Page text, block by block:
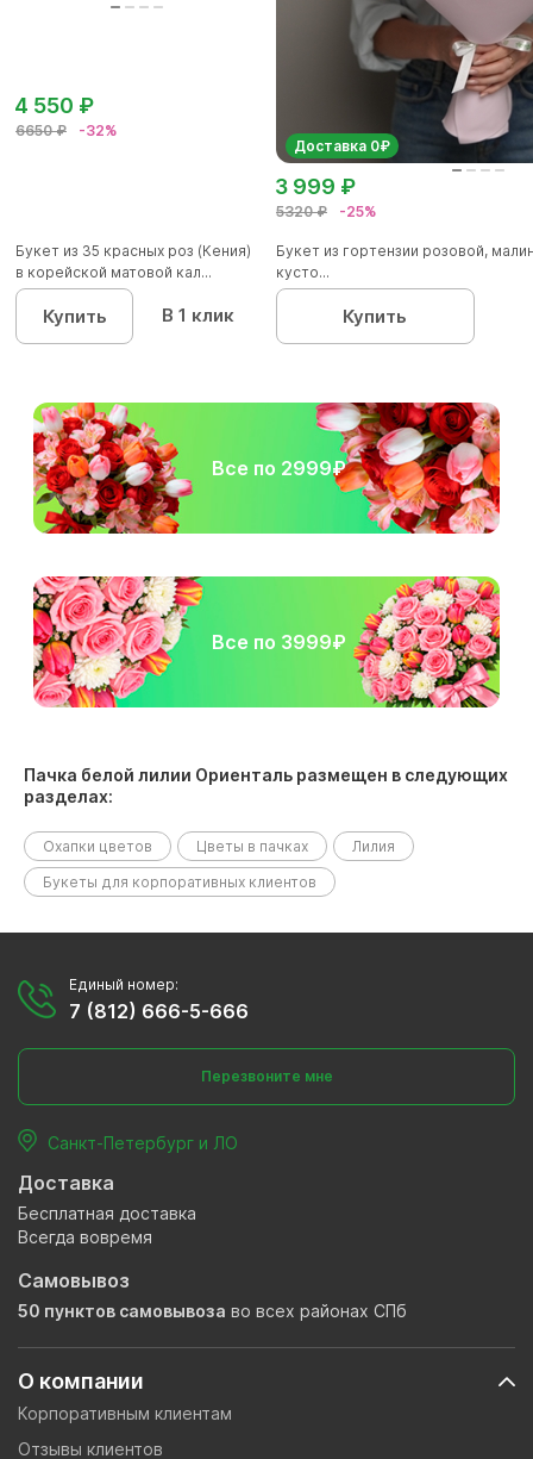
6650 ₽ -32%
4 550 ₽
Букет из 35 красных роз (Кения)
в корейской матовой кал...
Купить В 1 клик
Доставка 0₽
5320 ₽ -25%
3 999 ₽
Букет из гортензии розовой,
кусто...
Купить
Все по 2999₽
Все по 3999₽
Пачка белой лилии Ориенталь размещен в следующих
разделах:
Охапки цветов Цветы в пачках
Лилия
Букеты для корпоративных клиентов
О компании
Корпоративным клиентам
Отзывы клиентов
Единый номер:
7 (812) 666-5-666
Перезвоните мне
Санкт-Петербург и ЛО
Доставка
Бесплатная доставка
Всегда вовремя
Самовывоз
50 пунктов самовывоза во всех районах СПб